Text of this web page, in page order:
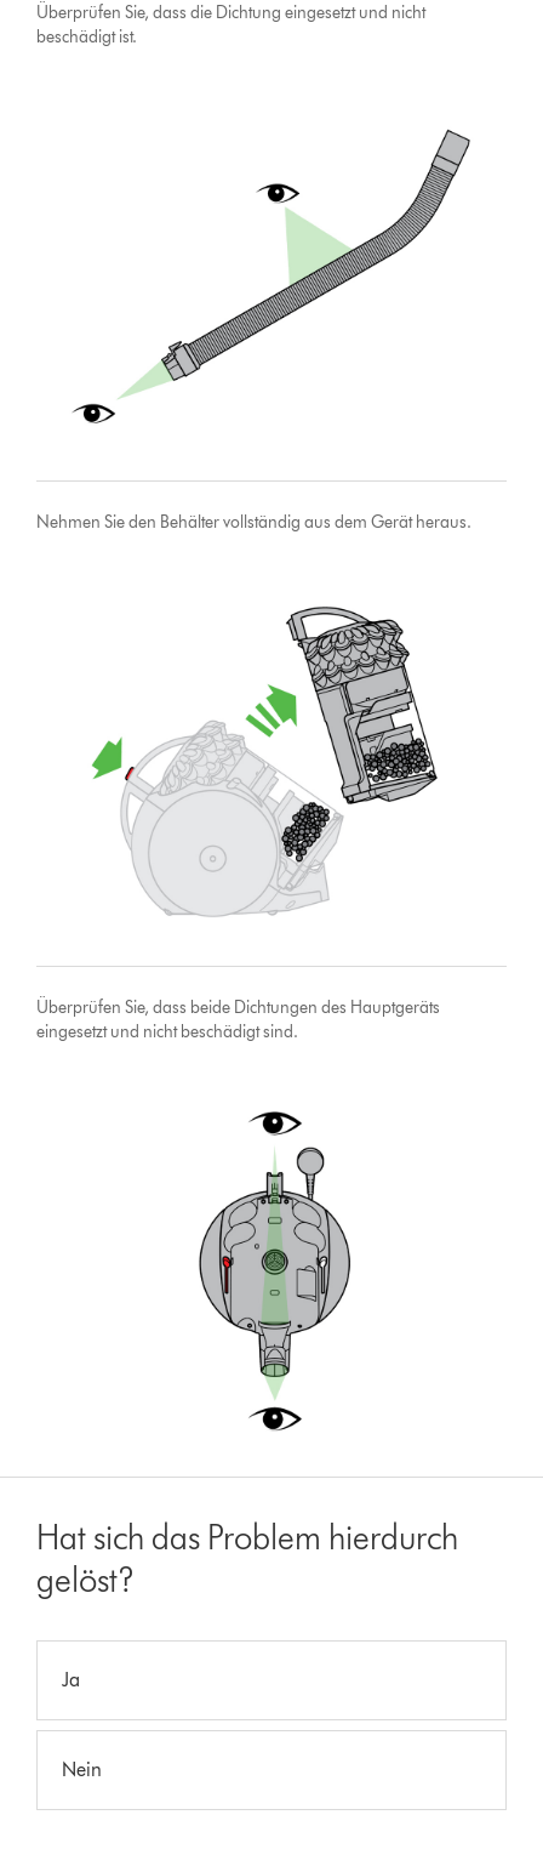
Überprüfen Sie, dass die Dichtung eingesetzt und nicht
beschädigt ist.
Nehmen Sie den Behälter vollständig aus dem Gerät heraus.
Überprüfen Sie, dass beide Dichtungen des Hauptgeräts
eingesetzt und nicht beschädigt sind.
Hat sich das Problem hierdurch
gelöst?
Ja
Nein